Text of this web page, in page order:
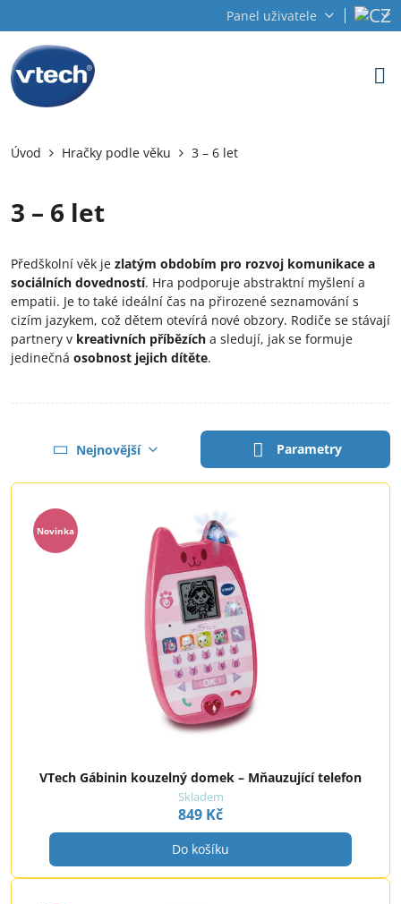
Panel uživatele
Úvod Hračky podle věku 3 – 6 let
3 – 6 let
Předškolní věk je zlatým obdobím pro rozvoj komunikace a
sociálních dovedností. Hra podporuje abstraktní myšlení a
empatii. Je to také ideální čas na přirozené seznamování s
cizím jazykem, což dětem otevírá nové obzory. Rodiče se stávají
partnery v kreativních příbězích a sledují, jak se formuje
jedinečná osobnost jejich dítěte.
Nejnovější Parametry
Novinka
VTech Gábinin kouzelný domek – Mňauzující telefon
Skladem
849 Kč
Do košíku